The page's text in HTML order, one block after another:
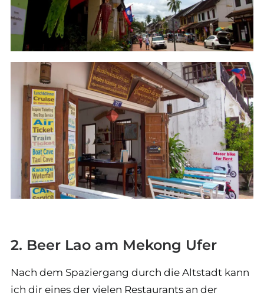
2. Beer Lao am Mekong Ufer
Nach dem Spaziergang durch die Altstadt kann
ich dir eines der vielen Restaurants an der